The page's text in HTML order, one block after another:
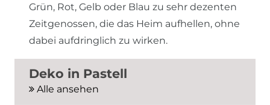
Grün, Rot, Gelb oder Blau zu sehr dezenten
Zeitgenossen, die das Heim aufhellen, ohne
dabei aufdringlich zu wirken.
Deko in Pastell
Alle ansehen